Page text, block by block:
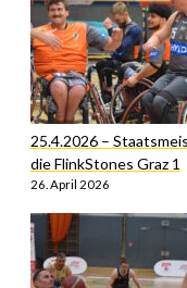
25.4.2026 –
die FlinkStones Graz 1
26. April 2026